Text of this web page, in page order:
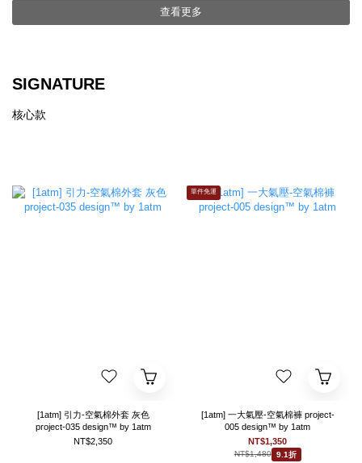
查看更多
SIGNATURE
核心款
[1atm] 引力-空氣棉外套 灰色
project-035 design™ by 1atm
NT$2,350
單件免運
[1atm] 一大氣壓-空氣棉褲 project-
005 design™ by 1atm
NT$1,350
NT$1,480 9.1折